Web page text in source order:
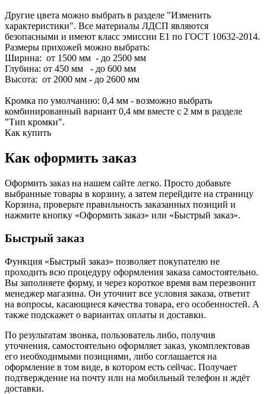
Другие цвета можно выбрать в разделе "Изменить
характеристики". Все материалы ЛДСП являются
безопасными и имеют класс эмиссии Е1 по ГОСТ 10632-2014.
Размеры прихожей можно выбрать:
Ширина: от 1500 мм - до 2500 мм
Глубина: от 450 мм - до 600 мм
Высота: от 2000 мм - до 2600 мм
Кромка по умолчанию: 0,4 мм - возможно выбрать
комбинированный вариант 0,4 мм вместе с 2 мм в разделе
"Тип кромки".
Как купить
Как оформить заказ
Оформить заказ на нашем сайте легко. Просто добавьте
выбранные товары в корзину, а затем перейдите на страницу
Корзина, проверьте правильность заказанных позиций и
нажмите кнопку «Оформить заказ» или «Быстрый заказ».
Быстрый заказ
Функция «Быстрый заказ» позволяет покупателю не
проходить всю процедуру оформления заказа самостоятельно.
Вы заполняете форму, и через короткое время вам перезвонит
менеджер магазина. Он уточнит все условия заказа, ответит
на вопросы, касающиеся качества товара, его особенностей. А
также подскажет о вариантах оплаты и доставки.
По результатам звонка, пользователь либо, получив
уточнения, самостоятельно оформляет заказ, укомплектовав
его необходимыми позициями, либо соглашается на
оформление в том виде, в котором есть сейчас. Получает
подтверждение на почту или на мобильный телефон и ждёт
доставки.